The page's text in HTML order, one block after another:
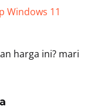
Windows 11
harga ini? mari